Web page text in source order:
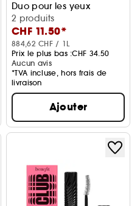
Duo pour les yeux
2 produits
CHF 11.50*
884,62 CHF / 1L
Prix le plus bas :CHF 34.50
Aucun avis
*TVA incluse, hors frais de
livraison
Ajouter